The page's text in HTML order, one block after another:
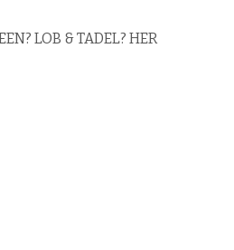
LOB & TADEL? HER